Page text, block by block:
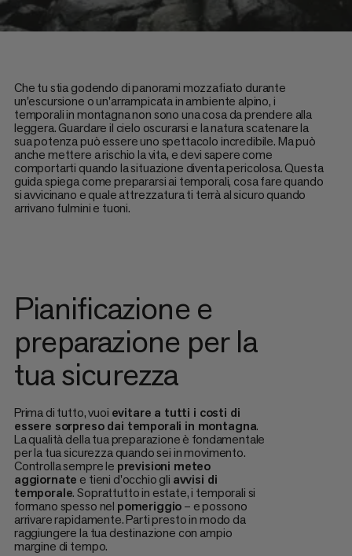
Che tu stia godendo di panorami mozzafiato durante
un'escursione o un'arrampicata in ambiente alpino, i
temporali in montagna non sono una cosa da prendere alla
leggera. Guardare il cielo oscurarsi e la natura scatenare la
sua potenza può essere uno spettacolo incredibile. Ma può
anche mettere a rischio la vita, e devi sapere come
comportarti quando la situazione diventa pericolosa. Questa
guida spiega come prepararsi ai temporali, cosa fare quando
si avvicinano e quale attrezzatura ti terrà al sicuro quando
arrivano fulmini e tuoni.
Pianificazione e
preparazione per la
tua sicurezza
Prima di tutto, vuoi evitare a tutti i costi di
essere sorpreso dai temporali in montagna.
La qualità della tua preparazione è fondamentale
per la tua sicurezza quando sei in movimento.
Controlla sempre le previsioni meteo
aggiornate e tieni d'occhio gli avvisi di
temporale. Soprattutto in estate, i temporali si
formano spesso nel pomeriggio– e possono
arrivare rapidamente. Parti presto in modo da
raggiungere la tua destinazione con ampio
margine di tempo.